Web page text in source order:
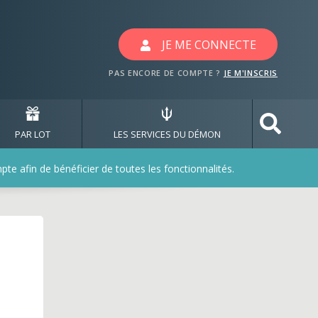
les jeux jardinbiobzh
JE ME CONNECTE
PAS ENCORE DE COMPTE ? JE M'INSCRIS
PAR LOT LES SERVICES DU DÉMON
afin de bénéficier de toutes les fonctionnalités.